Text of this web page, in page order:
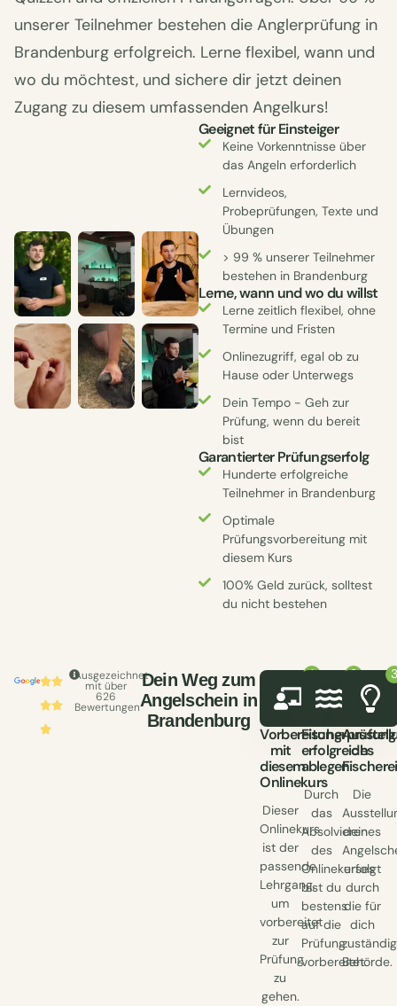
unserer Teilnehmer bestehen die Anglerprüfung in
Brandenburg erfolgreich. Lerne flexibel, wann und
wo du möchtest, und sichere dir jetzt deinen
Zugang zu diesem umfassenden Angelkurs!
Geeignet für Einsteiger
Keine Vorkenntnisse über
das Angeln erforderlich
Lernvideos,
Probeprüfungen, Texte und
Übungen
> 99 % unserer Teilnehmer
bestehen in Brandenburg
Lerne, wann und wo du willst
Lerne zeitlich flexibel, ohne
Termine und Fristen
Onlinezugriff, egal ob zu
Hause oder Unterwegs
Dein Tempo - Geh zur
Prüfung, wenn du bereit
bist
Garantierter Prüfungserfolg
Hunderte erfolgreiche
Teilnehmer in Brandenburg
Optimale
Prüfungsvorbereitung mit
diesem Kurs
100% Geld zurück, solltest
du nicht bestehen
Ausgezeichnet
mit über
626
Bewertungen
Dein Weg zum
Angelschein in
Brandenburg
Vorbereitung
mit
diesem
Onlinekurs
Dieser
Onlinekurs
ist der
passende
Lehrgang,
um
vorbereitet
zur
Prüfung
zu
gehen.
Fischerprüfung
erfolgreich
ablegen
Durch
das
Absolvieren
des
Onlinekurses
bist du
bestens
auf die
Prüfung
vorbereitet.
des
Die
deines
erfolgt
durch
die für
dich
Behörde.